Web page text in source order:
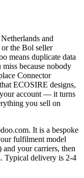
and
the Bol seller
means duplicate data
because nobody
Connector
ECOSIRE designs,
account — it turns
you sell on
It is a bespoke
fulfilment model
your carriers, then
Typical delivery is 2-4